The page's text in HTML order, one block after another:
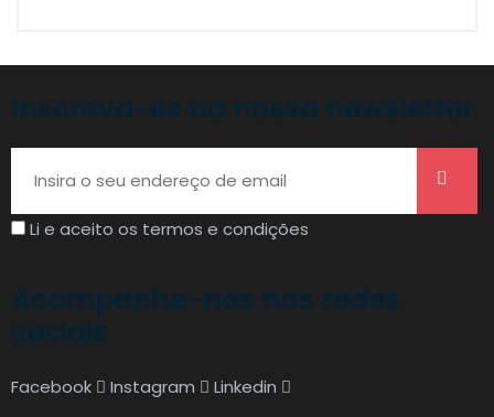
Inscreva-se na nossa newsletter
Li e aceito os termos e condições
Acompanhe-nos nas redes
sociais
Facebook Instagram Linkedin